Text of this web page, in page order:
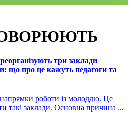
три заклади
що про це кажуть педагоги та
роботи із молоддю. Це
такі заклади. Основна причина ...